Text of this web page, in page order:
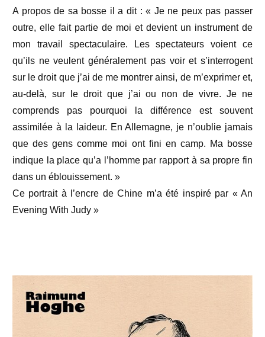
A propos de sa bosse il a dit : « Je ne peux pas passer
outre, elle fait partie de moi et devient un instrument de
mon travail spectaculaire. Les spectateurs voient ce
qu’ils ne veulent généralement pas voir et s’interrogent
sur le droit que j’ai de me montrer ainsi, de m’exprimer et,
au-delà, sur le droit que j’ai ou non de vivre. Je ne
comprends pas pourquoi la différence est souvent
assimilée à la laideur. En Allemagne, je n’oublie jamais
que des gens comme moi ont fini en camp. Ma bosse
indique la place qu’a l’homme par rapport à sa propre fin
dans un éblouissement. »
Ce portrait à l’encre de Chine m’a été inspiré par « An
Evening With Judy »